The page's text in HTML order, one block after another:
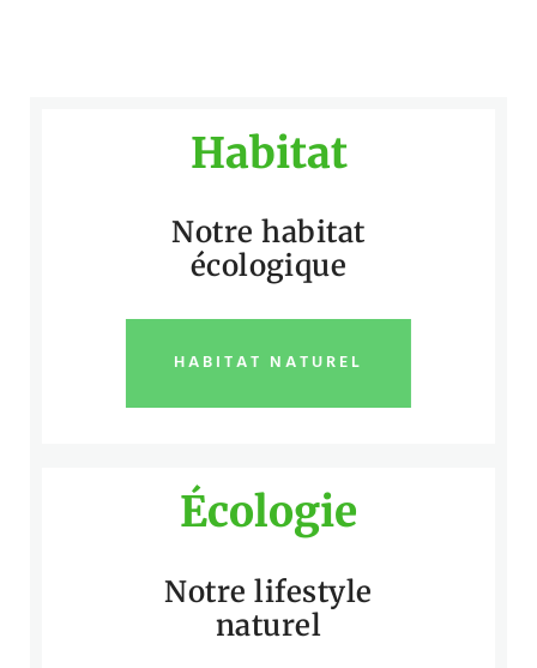
Habitat
Notre habitat
écologique
HABITAT NATUREL
Écologie
Notre lifestyle
naturel